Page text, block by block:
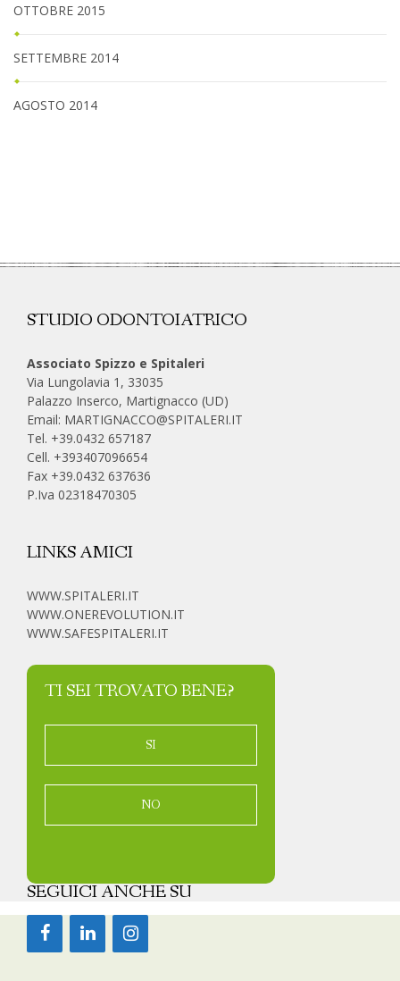
OTTOBRE 2015
SETTEMBRE 2014
AGOSTO 2014
STUDIO ODONTOIATRICO
Associato Spizzo e Spitaleri
Via Lungolavia 1, 33035
Palazzo Inserco, Martignacco (UD)
Email: MARTIGNACCO@SPITALERI.IT
Tel. +39.0432 657187
Cell. +393407096654
Fax +39.0432 637636
P.Iva 02318470305
LINKS AMICI
WWW.SPITALERI.IT
WWW.ONEREVOLUTION.IT
WWW.SAFESPITALERI.IT
TI SEI TROVATO BENE?
SI
NO
SEGUICI ANCHE SU